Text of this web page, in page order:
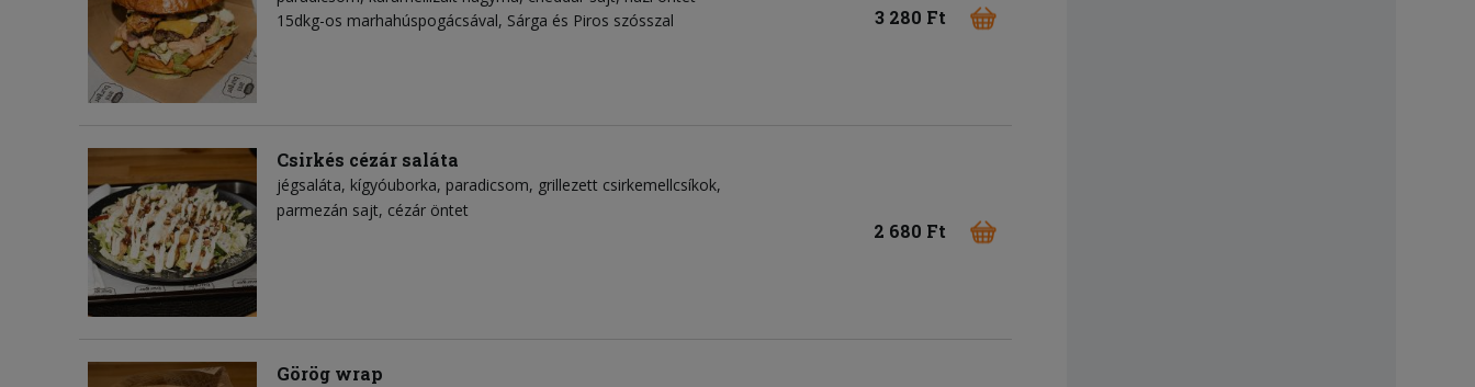
15dkg-os marhahúspogácsával, Sárga és Piros szósszal
3 280 Ft
Csirkés cézár saláta
jégsaláta kígyóuborka paradicsom grillezett csirkemellcsíkok
parmezán sajt cézár öntet
2 680 Ft
Görög wrap